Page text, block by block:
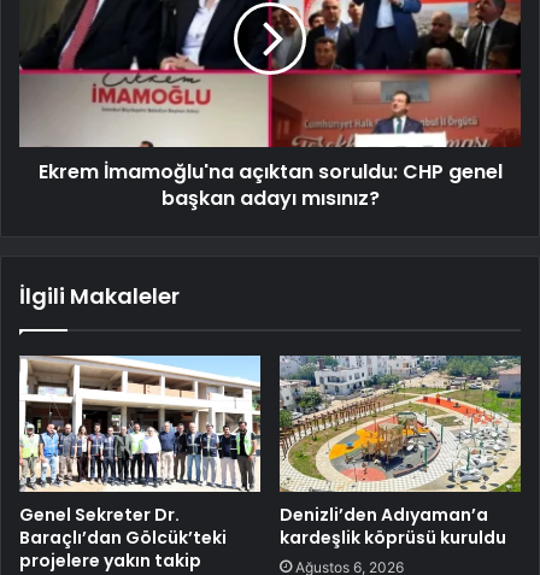
Ekrem İmamoğlu'na açıktan soruldu: CHP genel
başkan adayı mısınız?
İlgili Makaleler
Genel Sekreter Dr.
Baraçlı’dan Gölcük’teki
projelere yakın takip
Denizli’den Adıyaman’a
kardeşlik köprüsü kuruldu
Ağustos 6, 2026